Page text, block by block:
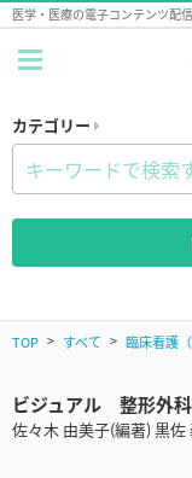
医学・医療の電子コンテンツ配
カテゴリー
TOP すべて 臨床看護
ビジュアル 整形外科
佐々木 由美子(編著) 黒佐